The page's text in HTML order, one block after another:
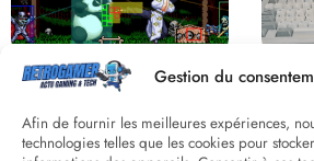
Gestion du
Afin de fournir les meilleures expériences,
technologies telles que les cookies pour
Derrière le pixel : L’art caché de la
hitbox